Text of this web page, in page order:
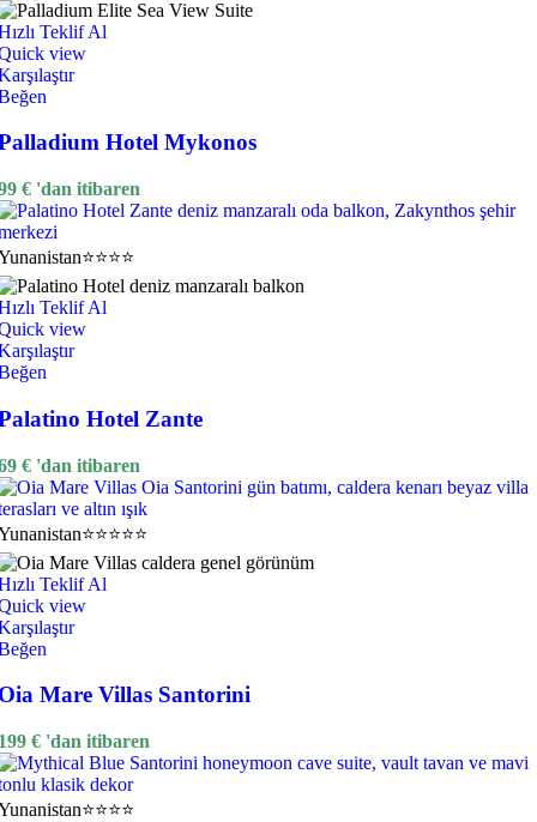
Teklif Al
view
Hotel Mykonos
€ 'dan itibaren
⭐⭐⭐⭐
Teklif Al
view
Hotel Zante
€ 'dan itibaren
⭐⭐⭐⭐⭐
Teklif Al
view
Mare Villas Santorini
€ 'dan itibaren
⭐⭐⭐⭐